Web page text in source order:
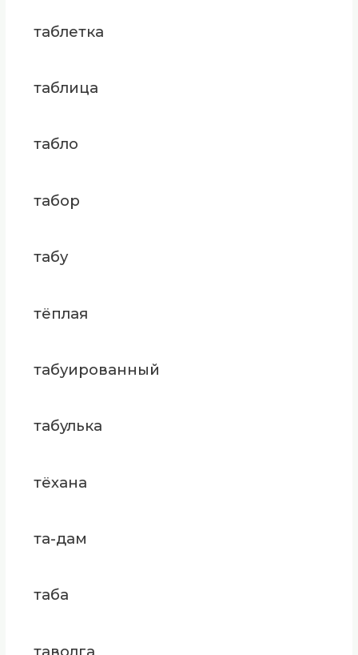
таблетка
таблица
табло
табор
табу
тёплая
табуированный
табулька
тёхана
та-дам
таба
таволга